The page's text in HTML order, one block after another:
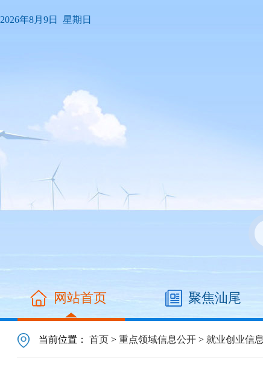
2026年8月9日 星期日
网站首页 聚焦汕尾
当前位置：首页 >重点领域信息公开 > 就业创业信